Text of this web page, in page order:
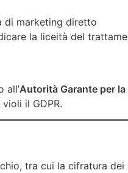
di marketing diretto
la liceità del
all’Autorità Garante per la
il GDPR.
tra cui la cifratura dei